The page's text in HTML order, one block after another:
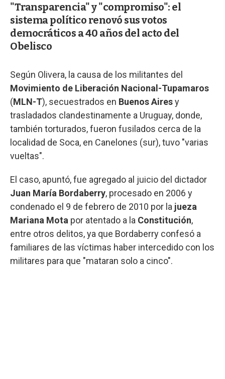
"Transparencia" y "compromiso": el
sistema político renovó sus votos
democráticos a 40 años del acto del
Obelisco
Según Olivera, la causa de los militantes del
Movimiento de Liberación Nacional-Tupamaros
(MLN-T), secuestrados en Buenos Airesy
trasladados clandestinamente a Uruguay, donde,
también torturados, fueron fusilados cerca de la
localidad de Soca, en Canelones (sur), tuvo "varias
vueltas".
El caso, apuntó, fue agregado al juicio del dictador
Juan María Bordaberry, procesado en 2006 y
condenado el 9 de febrero de 2010 por la jueza
Mariana Mota por atentado a la Constitución,
entre otros delitos, ya que Bordaberry confesó a
familiares de las víctimas haber intercedido con los
militares para que "mataran solo a cinco".